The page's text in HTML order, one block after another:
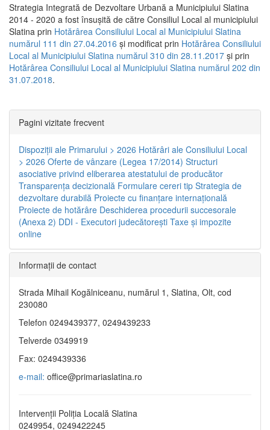
Strategia Integrată de Dezvoltare Urbană a Municipiului Slatina
2014 - 2020 a fost însuşită de către Consiliul Local al municipiului
Slatina prin Hotărârea Consiliului Local al Municipiului Slatina
numărul 111 din 27.04.2016 și modificat prin Hotărârea Consiliului
Local al Municipiului Slatina numărul 310 din 28.11.2017 și prin
Hotărârea Consiliului Local al Municipiului Slatina numărul 202 din
31.07.2018.
Pagini vizitate frecvent
Dispoziţii ale Primarului > 2026 Hotărâri ale Consiliului Local
> 2026 Oferte de vânzare (Legea 17/2014) Structuri
asociative privind eliberarea atestatului de producător
Transparenţa decizională Formulare cereri tip Strategia de
dezvoltare durabilă Proiecte cu finanţare internaţională
Proiecte de hotărâre Deschiderea procedurii succesorale
(Anexa 2) DDI - Executori judecătorești Taxe şi impozite
online
Informaţii de contact
Strada Mihail Kogălniceanu, numărul 1, Slatina, Olt, cod
230080
Telefon 0249439377, 0249439233
Telverde 0349919
Fax: 0249439336
e-mail: office@primariaslatina.ro
Intervenții Poliția Locală Slatina
0249954, 0249422245